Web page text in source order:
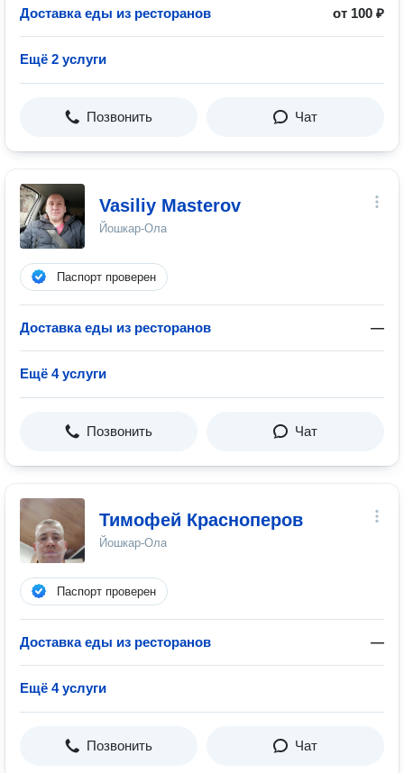
Доставка еды из ресторанов от 100 ₽
Ещё 2 услуги
Позвонить Чат
Vasiliy Masterov
Йошкар-Ола
Паспорт проверен
Доставка еды из ресторанов —
Ещё 4 услуги
Позвонить Чат
Тимофей Красноперов
Йошкар-Ола
Паспорт проверен
Доставка еды из ресторанов —
Ещё 4 услуги
Позвонить Чат